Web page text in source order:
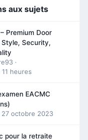
aux sujets
Premium Door
Security,
·
11 heures
EACMC
27 octobre 2023
pour la retraite